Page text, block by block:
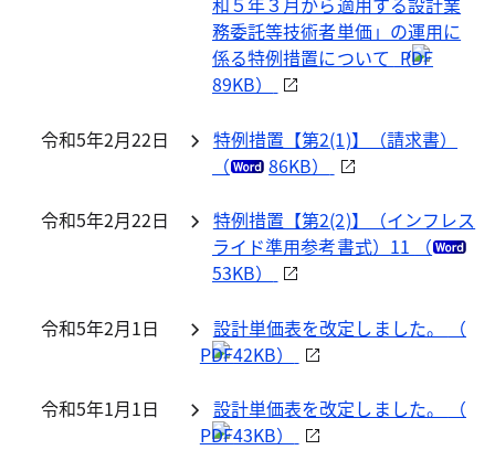
務委託等技術者単価」の運用に
係る特例措置について （
89KB）
令和5年2月22日
特例措置【第2(1)】（請求書）
（
86KB）
令和5年2月22日
特例措置【第2(2)】（インフレス
ライド準用参考書式）11
（
53KB）
令和5年2月1日 設計単価表を改定しました。
（
42KB）
令和5年1月1日 設計単価表を改定しました。
（
43KB）